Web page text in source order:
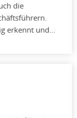
die
erkennt und…